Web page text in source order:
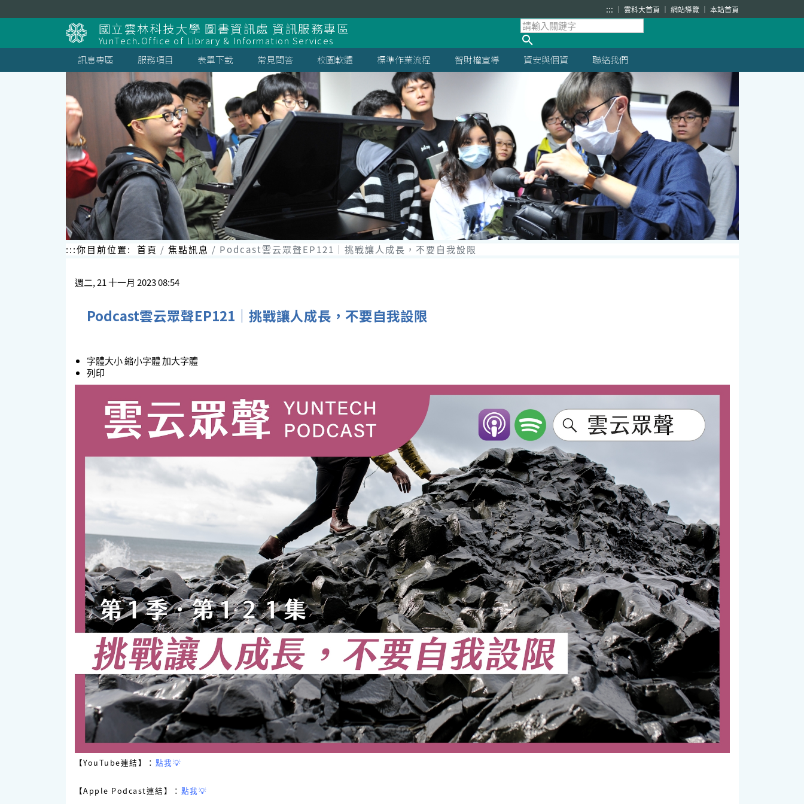
到
主
要
內
容
::: 雲科大首頁 網站導覽 本站首頁
國立雲林科技大學 圖書資訊處 資訊服務專區
YunTech.Office of Library & Information Services
訊息專區
服務項目 表單下載 常見問答 校園軟體 標準作業流程 智財權宣導 資安與個資 聯絡我們
:::你目前位置: 首頁 焦點訊息 Podcast雲云眾聲EP121｜挑戰讓人成長，不要自我設限
週二, 21 十一月 2023 08:54
Podcast雲云眾聲EP121｜挑戰讓人成長，不要自我設限
字體大小縮小字體加大字體
列印
【YouTube連結】： 點我💡
【Apple Podcast連結】： 點我💡